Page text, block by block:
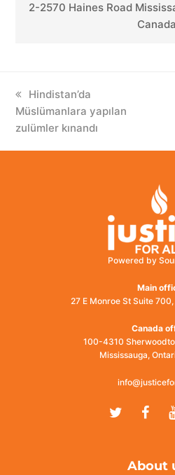
2-2570 Haines Road
Canada
previous
post:
Hindistan’da
Müslümanlara yapılan
zulümler kınandı
Powered by
Main
27 E Monroe St Suite
Canada
100-4310
Mississauga,
Twitter
About